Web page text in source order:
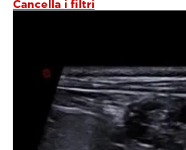
Tutorial e librerie online
Cancella i filtri